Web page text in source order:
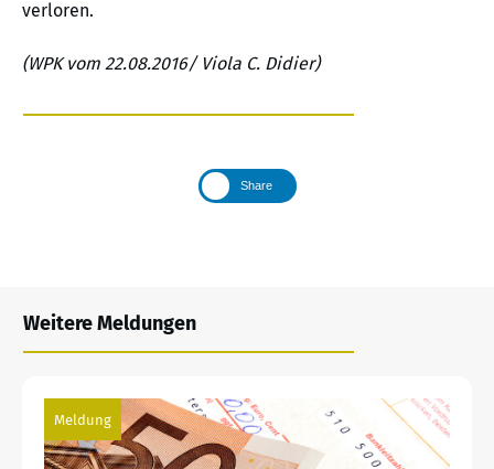
verloren.
(WPK vom 22.08.2016/ Viola C. Didier)
Share
Weitere Meldungen
Meldung